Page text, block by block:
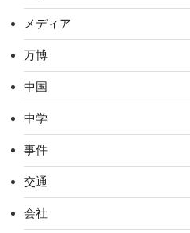
メディア
万博
中国
中学
事件
交通
会社